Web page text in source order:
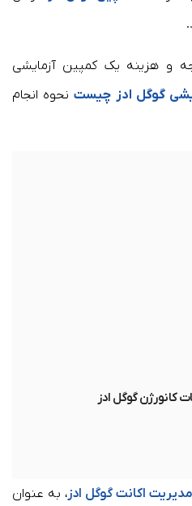
و هزینه یک کمپین آزمایشی
گوگل ادز چیستنحوه انجام
کانورژن گوگل ادز
مدیریت اکانت‌ گوگل ادز، به عنوان